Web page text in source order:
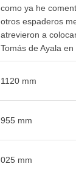
como ya he
otros espaderos
atrevieron a
Tomás de Ayala en
1120 mm
955 mm
025 mm